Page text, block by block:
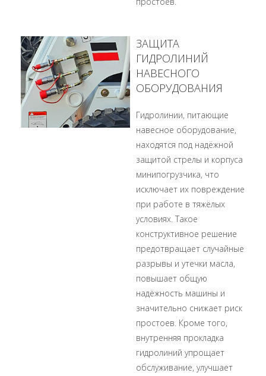
ЗАЩИТА
ГИДРОЛИНИЙ
НАВЕСНОГО
ОБОРУДОВАНИЯ
Гидролинии, питающие
навесное оборудование,
находятся под надёжной
защитой стрелы и корпуса
минипогрузчика, что
исключает их повреждение
при работе в тяжёлых
условиях. Такое
конструктивное решение
предотвращает случайные
разрывы и утечки масла,
повышает общую
надёжность машины и
значительно снижает риск
простоев. Кроме того,
внутренняя прокладка
гидролиний упрощает
обслуживание, улучшает